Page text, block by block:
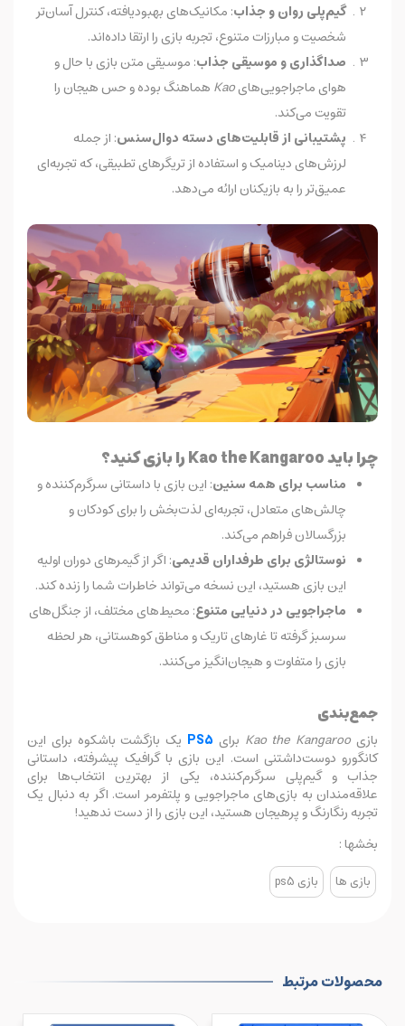
گیم‌پلی روان و جذاب: مکانیک‌های بهبودیافته، کنترل آسان‌تر
شخصیت و مبارزات متنوع، تجربه بازی را ارتقا داده‌اند.
صداگذاری و موسیقی جذاب: موسیقی متن بازی با حال و
هوای ماجراجویی‌هایKao هماهنگ بوده و حس هیجان را
تقویت می‌کند.
پشتیبانی از قابلیت‌های دسته دوال‌سنس: از جمله
لرزش‌های دینامیک و استفاده از تریگرهای تطبیقی، که تجربه‌ای
عمیق‌تر را به بازیکنان ارائه می‌دهد.
چرا باید Kao the Kangaroo را بازی کنید؟
مناسب برای همه سنین: این بازی با داستانی سرگرم‌کننده و
چالش‌های متعادل، تجربه‌ای لذت‌بخش را برای کودکان و
بزرگسالان فراهم می‌کند.
نوستالژی برای طرفداران قدیمی: اگر از گیمرهای دوران اولیه
این بازی هستید، این نسخه می‌تواند خاطرات شما را زنده کند.
ماجراجویی در دنیایی متنوع: محیط‌های مختلف، از جنگل‌های
سرسبز گرفته تا غارهای تاریک و مناطق کوهستانی، هر لحظه
بازی را متفاوت و هیجان‌انگیز می‌کنند.
جمع‌بندی
بازی Kao the Kangaroo برای
یک بازگشت باشکوه برای این
کانگورو دوست‌داشتنی است. این بازی با گرافیک پیشرفته، داستانی
جذاب و گیم‌پلی سرگرم‌کننده، یکی از بهترین انتخاب‌ها برای
علاقه‌مندان به بازی‌های ماجراجویی و پلتفرمر است. اگر به دنبال یک
تجربه رنگارنگ و پرهیجان هستید، این بازی را از دست ندهید!
بخشها :
بازی ها بازی ps5
محصولات مرتبط